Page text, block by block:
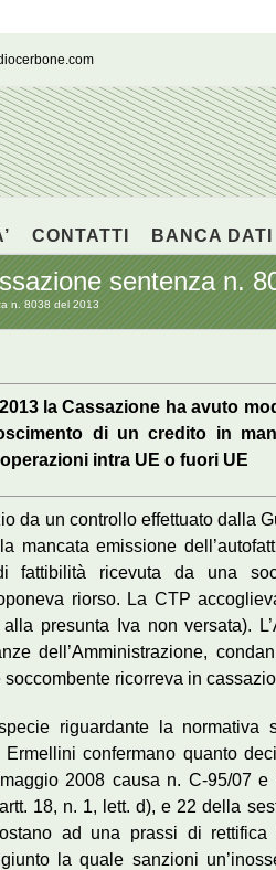
CONTATTI BANCA DATI
sentenza n.
n. 8038 del 2013
la Cassazione ha avuto
di un credito in
intra UE o fuori UE
da un controllo effettuato dalla
mancata emissione
fattibilità ricevuta da una
riorso. La CTP
presunta Iva non versata).
dell’Amministrazione,
ricorreva in
riguardante la normativa
confermano quanto
2008 causa n. C-95/07 e
18, n. 1, lett. d), e 22 della
ad una prassi di
la quale sanzioni